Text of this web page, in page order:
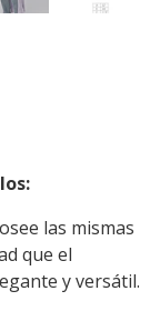
las mismas
que el
y versátil.